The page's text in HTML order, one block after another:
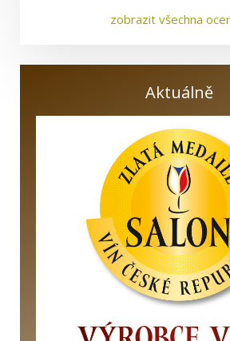
zobrazit všechna
Aktuálně